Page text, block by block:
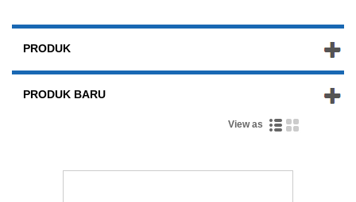
PRODUK
PRODUK BARU
View as